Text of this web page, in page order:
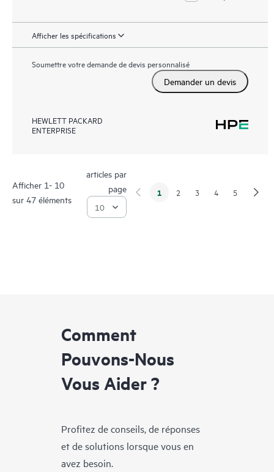
Afficher les spécifications
Soumettre votre demande de devis personnalisé
Demander un devis
HEWLETT PACKARD
ENTERPRISE
Afficher 1- 10
sur 47 éléments
articles par
page
1 2 3 4 5
Comment
Pouvons-Nous
Vous Aider ?
Profitez de conseils, de réponses
et de solutions lorsque vous en
avez besoin.